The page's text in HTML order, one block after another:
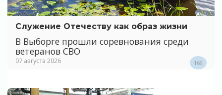
Служение Отечеству как образ жизни
В Выборге прошли соревнования среди
ветеранов СВО
07 августа 2026 169